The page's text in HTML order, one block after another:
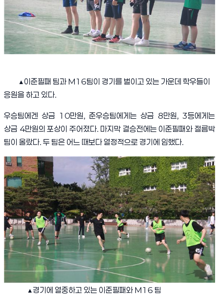
▲이준필패 팀과 M16팀이 경기를 벌이고 있는 가운데 학우들이
응원을 하고 있다.
우승팀에겐 상금 10만원,준우승팀에게는 상금 8만원, 3등에게는
상금 4만원의 포상이 주어졌다. 마지막 결승전에는 이준필패와 절름박
팀이 올랐다. 두 팀은 어느 때보다 열정적으로 경기에 임했다.
▲경기에 열중하고 있는 이준필패와 M16 팀